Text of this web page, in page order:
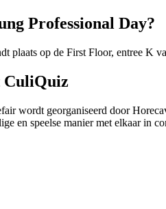
Professional Day?
plaats op de First Floor, entree K
CuliQuiz
wordt georganiseerd door
en speelse manier met elkaar in